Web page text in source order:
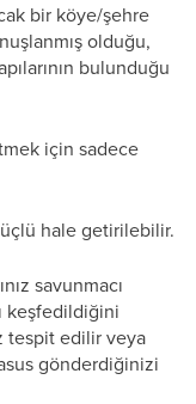
bir köye/şehre
olduğu,
bulunduğu
için sadece
hale getirilebilir.
savunmacı
keşfedildiğini
tespit edilir veya
gönderdiğinizi